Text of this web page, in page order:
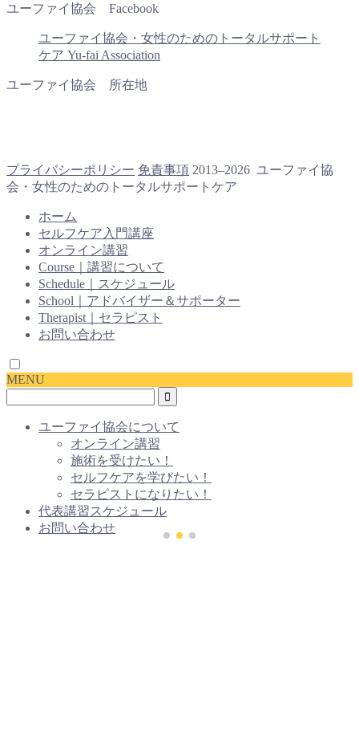
ユーファイ協会 Facebook
ユーファイ協会・女性のためのトータルサポート
ケア Yu-fai Association
ユーファイ協会 所在地
プライバシーポリシー 免責事項 2013–2026 ユーファイ協
会・女性のためのトータルサポートケア
ホーム
セルフケア入門講座
オンライン講習
Course｜講習について
Schedule｜スケジュール
School｜アドバイザー＆サポーター
Therapist｜セラピスト
お問い合わせ
MENU
ユーファイ協会について
オンライン講習
施術を受けたい！
セルフケアを学びたい！
セラピストになりたい！
代表講習スケジュール
お問い合わせ